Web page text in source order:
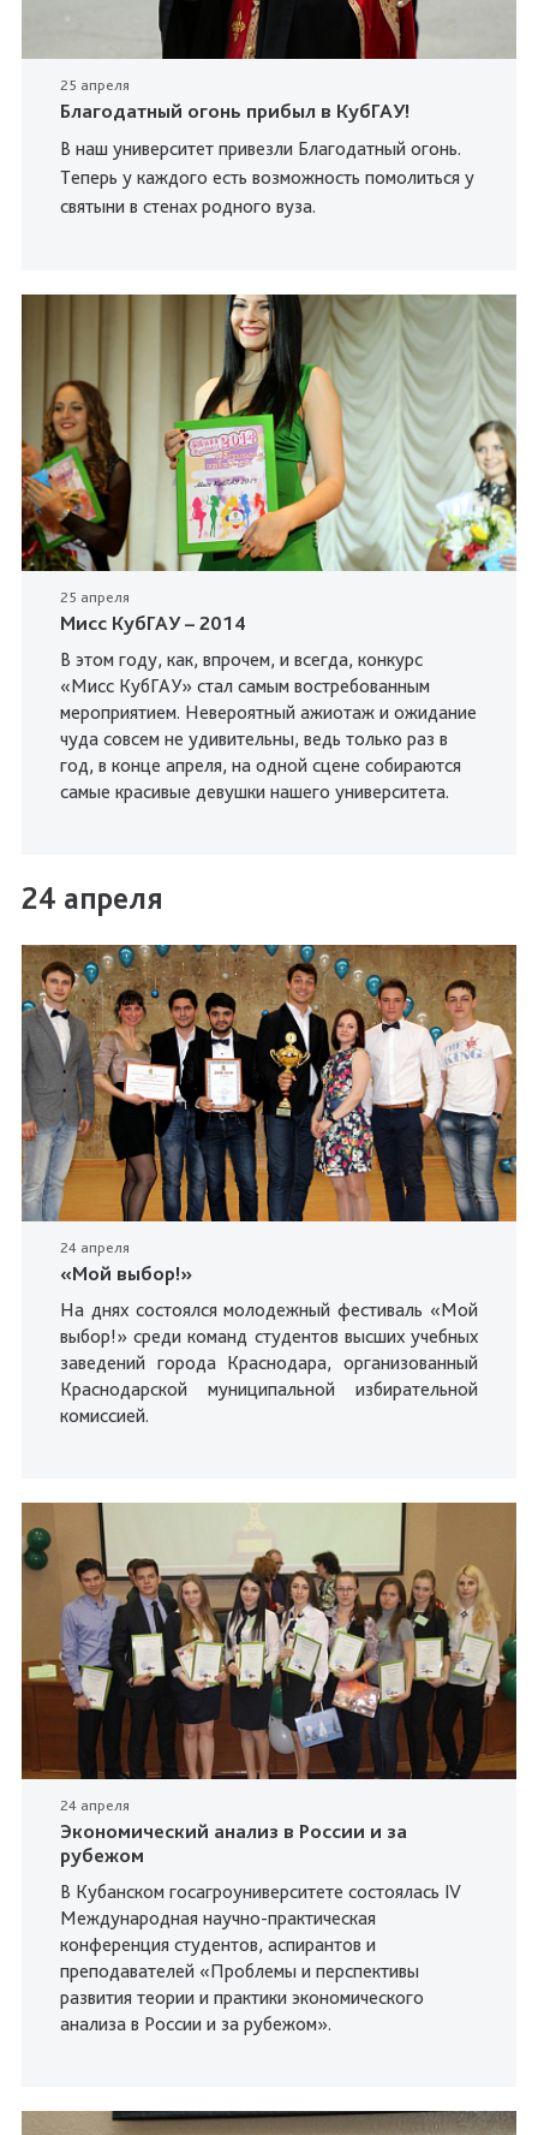
25 апреля
Благодатный огонь прибыл в КубГАУ!
В наш университет привезли Благодатный огонь.
Теперь у каждого есть возможность помолиться у
святыни в стенах родного вуза.
25 апреля
Мисс КубГАУ – 2014
В этом году, как, впрочем, и всегда, конкурс
«Мисс КубГАУ» стал самым востребованным
мероприятием. Невероятный ажиотаж и ожидание
чуда совсем не удивительны, ведь только раз в
год, в конце апреля, на одной сцене собираются
самые красивые девушки нашего университета.
24 апреля
24 апреля
«Мой выбор!»
На днях состоялся молодежный фестиваль «Мой
выбор!» среди команд студентов высших учебных
заведений города Краснодара, организованный
Краснодарской муниципальной избирательной
комиссией.
24 апреля
Экономический анализ в России и за
рубежом
В Кубанском госагроуниверситете состоялась IV
Международная научно-практическая
конференция студентов, аспирантов и
преподавателей «Проблемы и перспективы
развития теории и практики экономического
анализа в России и за рубежом».